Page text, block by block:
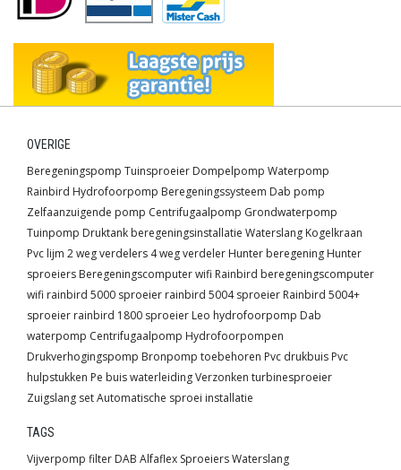
OVERIGE
Beregeningspomp Tuinsproeier Dompelpomp Waterpomp
Rainbird Hydrofoorpomp Beregeningssysteem Dab pomp
Zelfaanzuigende pomp Centrifugaalpomp Grondwaterpomp
Tuinpomp Druktank beregeningsinstallatie Waterslang Kogelkraan
Pvc lijm 2 weg verdelers 4 weg verdeler Hunter beregening Hunter
sproeiers Beregeningscomputer wifi Rainbird beregeningscomputer
wifi rainbird 5000 sproeier rainbird 5004 sproeier Rainbird 5004+
sproeier rainbird 1800 sproeier Leo hydrofoorpomp Dab
waterpomp Centrifugaalpomp Hydrofoorpompen
Drukverhogingspomp Bronpomp toebehoren Pvc drukbuis Pvc
hulpstukken Pe buis waterleidingVerzonken turbinesproeier
Zuigslang setAutomatische sproei installatie
TAGS
Vijverpomp filter DAB Alfaflex SproeiersWaterslang